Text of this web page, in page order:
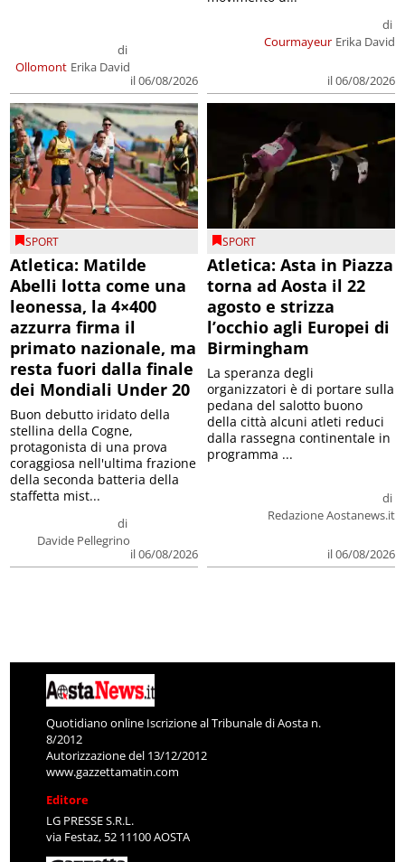
Ollomont
di
Erika David
il 06/08/2026
Courmayeur
di
Erika David
il 06/08/2026
SPORT
Atletica: Matilde
Abelli lotta come una
leonessa, la 4×400
azzurra firma il
primato nazionale, ma
resta fuori dalla finale
dei Mondiali Under 20
di
Davide Pellegrino
il 06/08/2026
Buon debutto iridato della
stellina della Cogne,
protagonista di una prova
coraggiosa nell'ultima frazione
della seconda batteria della
staffetta mist...
SPORT
Atletica: Asta in Piazza
torna ad Aosta il 22
agosto e strizza
l’occhio agli Europei di
Birmingham
di
Redazione Aostanews.it
il 06/08/2026
La speranza degli
organizzatori è di portare sulla
pedana del salotto buono
della città alcuni atleti reduci
dalla rassegna continentale in
programma ...
Quotidiano online Iscrizione al Tribunale di Aosta n.
8/2012
Autorizzazione del 13/12/2012
www.gazzettamatin.com
Editore
LG PRESSE S.R.L.
via Festaz, 52 11100 AOSTA